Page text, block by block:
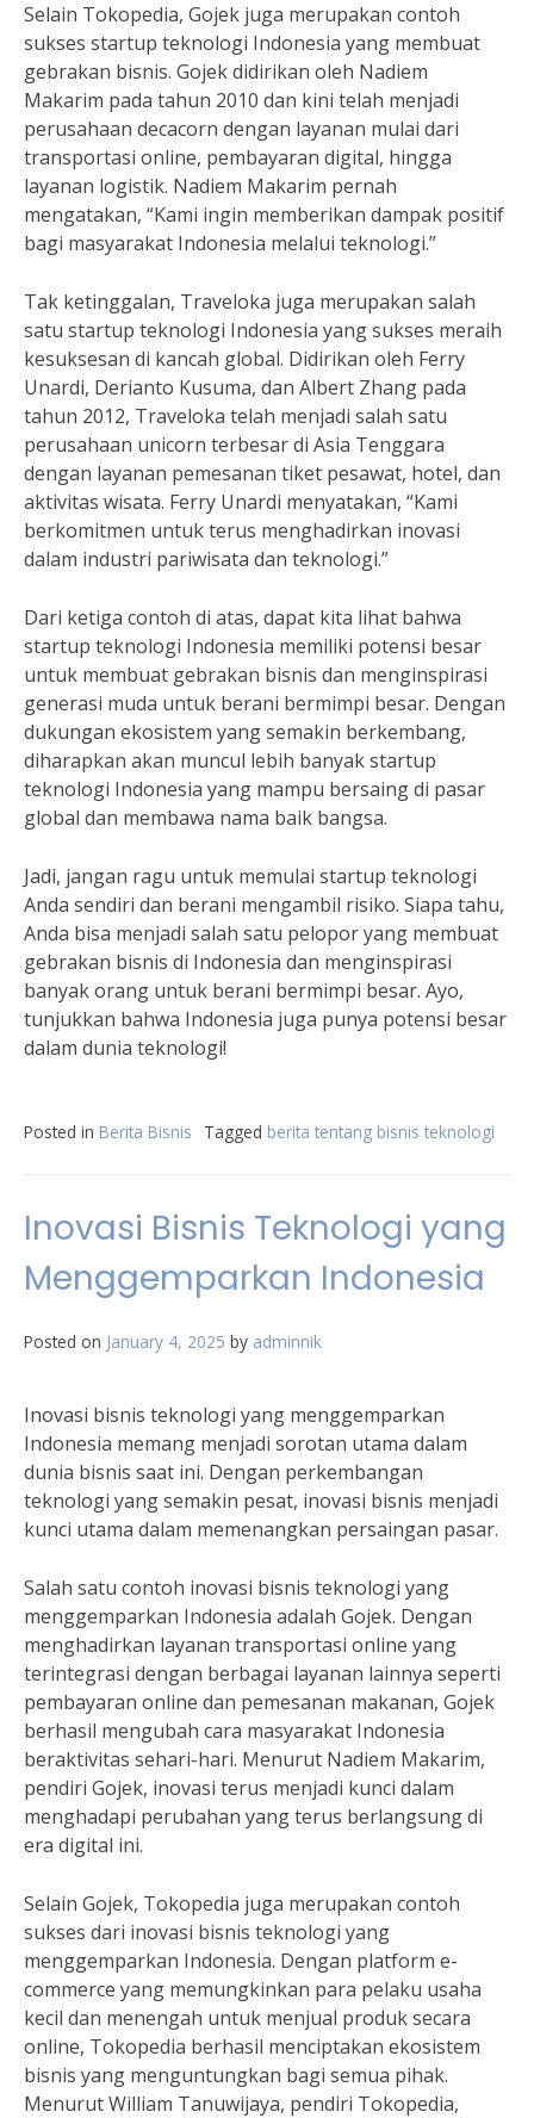
Selain Tokopedia, Gojek juga merupakan contoh
sukses startup teknologi Indonesia yang membuat
gebrakan bisnis. Gojek didirikan oleh Nadiem
Makarim pada tahun 2010 dan kini telah menjadi
perusahaan decacorn dengan layanan mulai dari
transportasi online, pembayaran digital, hingga
layanan logistik. Nadiem Makarim pernah
mengatakan, “Kami ingin memberikan dampak positif
bagi masyarakat Indonesia melalui teknologi.”
Tak ketinggalan, Traveloka juga merupakan salah
satu startup teknologi Indonesia yang sukses meraih
kesuksesan di kancah global. Didirikan oleh Ferry
Unardi, Derianto Kusuma, dan Albert Zhang pada
tahun 2012, Traveloka telah menjadi salah satu
perusahaan unicorn terbesar di Asia Tenggara
dengan layanan pemesanan tiket pesawat, hotel, dan
aktivitas wisata. Ferry Unardi menyatakan, “Kami
berkomitmen untuk terus menghadirkan inovasi
dalam industri pariwisata dan teknologi.”
Dari ketiga contoh di atas, dapat kita lihat bahwa
startup teknologi Indonesia memiliki potensi besar
untuk membuat gebrakan bisnis dan menginspirasi
generasi muda untuk berani bermimpi besar. Dengan
dukungan ekosistem yang semakin berkembang,
diharapkan akan muncul lebih banyak startup
teknologi Indonesia yang mampu bersaing di pasar
global dan membawa nama baik bangsa.
Jadi, jangan ragu untuk memulai startup teknologi
Anda sendiri dan berani mengambil risiko. Siapa tahu,
Anda bisa menjadi salah satu pelopor yang membuat
gebrakan bisnis di Indonesia dan menginspirasi
banyak orang untuk berani bermimpi besar. Ayo,
tunjukkan bahwa Indonesia juga punya potensi besar
dalam dunia teknologi!
Posted in Berita Bisnis Tagged berita tentang bisnis teknologi
Inovasi Bisnis Teknologi yang
Menggemparkan Indonesia
Posted on January 4, 2025 by adminnik
Inovasi bisnis teknologi yang menggemparkan
Indonesia memang menjadi sorotan utama dalam
dunia bisnis saat ini. Dengan perkembangan
teknologi yang semakin pesat, inovasi bisnis menjadi
kunci utama dalam memenangkan persaingan pasar.
Salah satu contoh inovasi bisnis teknologi yang
menggemparkan Indonesia adalah Gojek. Dengan
menghadirkan layanan transportasi online yang
terintegrasi dengan berbagai layanan lainnya seperti
pembayaran online dan pemesanan makanan, Gojek
berhasil mengubah cara masyarakat Indonesia
beraktivitas sehari-hari. Menurut Nadiem Makarim,
pendiri Gojek, inovasi terus menjadi kunci dalam
menghadapi perubahan yang terus berlangsung di
era digital ini.
Selain Gojek, Tokopedia juga merupakan contoh
sukses dari inovasi bisnis teknologi yang
menggemparkan Indonesia. Dengan platform e-
commerce yang memungkinkan para pelaku usaha
kecil dan menengah untuk menjual produk secara
online, Tokopedia berhasil menciptakan ekosistem
bisnis yang menguntungkan bagi semua pihak.
Menurut William Tanuwijaya, pendiri Tokopedia,